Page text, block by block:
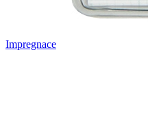
Impregnace